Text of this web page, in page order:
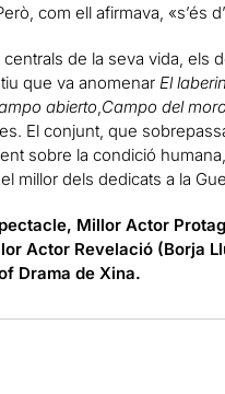
com ell afirmava, «s’és
de la seva vida, els
que va anomenar El
abierto Campo del moro
El conjunt, que
sobre la condició
millor dels dedicats a la
Millor Actor
Actor Revelació (Borja
Drama de Xina.